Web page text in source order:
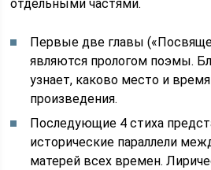
отдельными частями.
Первые две главы
являются прологом поэмы.
узнает, каково место и
произведения.
Последующие 4 стиха
исторические параллели
матерей всех времен.